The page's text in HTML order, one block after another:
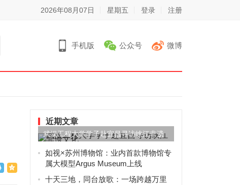
2026年08月07日 星期五 登录 注册
手机版 公众号 微博
近期文章
武汉工程大学学子赴宜昌寻访峡江非遗
文化
如视×苏州博物馆：业内首款博物馆专
属大模型Argus Museum上线
十天三地，同台放歌：一场跨越万里